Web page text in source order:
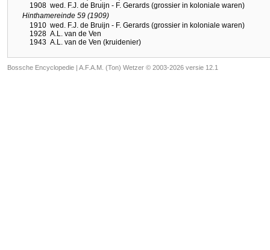
1908 wed. F.J. de Bruijn - F. Gerards (grossier in koloniale waren)
Hinthamereinde 59 (1909)
1910 wed. F.J. de Bruijn - F. Gerards (grossier in koloniale waren)
1928 A.L. van de Ven
1943 A.L. van de Ven (kruidenier)
Bossche Encyclopedie | A.F.A.M. (Ton) Wetzer © 2003-2026 versie 12.1